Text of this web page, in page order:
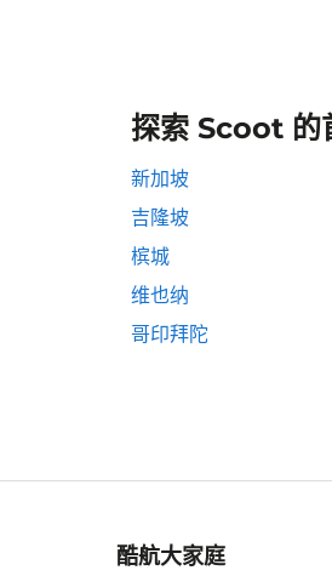
探索 Scoot 的
新加坡
吉隆坡
槟城
维也纳
哥印拜陀
酷航大家庭